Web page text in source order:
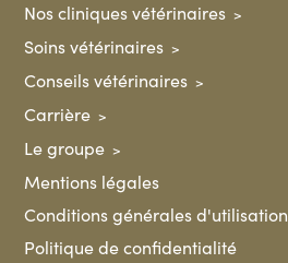
Nos cliniques vétérinaires
Soins vétérinaires
Conseils vétérinaires
Carrière
Le groupe
Mentions légales
Conditions générales d'utilisation
Politique de confidentialité